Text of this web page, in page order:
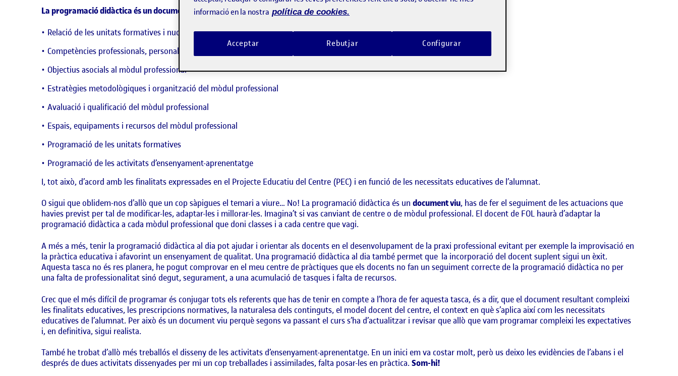
La programació didàctica és un document que recull la següent informació:
Relació de les unitats formatives i nuclis formatius
Competències professionals, personals i socials
Objectius asocials al mòdul professional
Estratègies metodològiques i organització del mòdul professional
Avaluació i qualificació del mòdul professional
Espais, equipaments i recursos del mòdul professional
Programació de les unitats formatives
Programació de les activitats d’ensenyament-aprenentatge
I, tot això, d’acord amb les finalitats expressades en el Projecte Educatiu del Centre (PEC) i en funció de les necessitats educatives de l’alumnat.
O sigui que oblidem-nos d’allò que un cop sàpigues el temari a viure… No! La programació didàctica és un document viu, has de fer el seguiment de les actuacions que
havies previst per tal de modificar-les, adaptar-les i millorar-les. Imagina’t si vas canviant de centre o de mòdul professional. El docent de FOL haurà d’adaptar la
programació didàctica a cada mòdul professional que doni classes i a cada centre que vagi.
A més a més, tenir la programació didàctica al dia pot ajudar i orientar als docents en el desenvolupament de la praxi professional evitant per exemple la improvisació en
la pràctica educativa i afavorint un ensenyament de qualitat. Una programació didàctica al dia també permet que la incorporació del docent suplent sigui un èxit.
Aquesta tasca no és res planera, he pogut comprovar en el meu centre de pràctiques que els docents no fan un seguiment correcte de la programació didàctica no per
una falta de professionalitat sinó degut, segurament, a una acumulació de tasques i falta de recursos.
Crec que el més difícil de programar és conjugar tots els referents que has de tenir en compte a l’hora de fer aquesta tasca, és a dir, que el document resultant compleixi
les finalitats educatives, les prescripcions normatives, la naturalesa dels continguts, el model docent del centre, el context en què s’aplica així com les necessitats
educatives de l’alumnat. Per això és un document viu perquè segons va passant el curs s’ha d’actualitzar i revisar que allò que vam programar compleixi les expectatives
i, en definitiva, sigui realista.
També he trobat d’allò més treballós el disseny de les activitats d’ensenyament-aprenentatge. En un inici em va costar molt, però us deixo les evidències de l’abans i el
després de dues activitats dissenyades per mi un cop treballades i assimilades, falta posar-les en pràctica. Som-hi!
informació en la nostra política de cookies.
Rebutjar
Acceptar Configurar